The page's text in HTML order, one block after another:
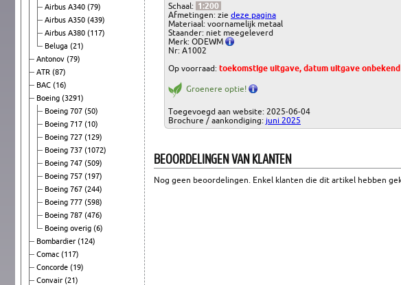
Airbus A340 (79)
Airbus A350 (439)
Airbus A380 (117)
Beluga (21)
Antonov (79)
ATR (87)
BAC (16)
Boeing (3291)
Boeing 707 (50)
Boeing 717 (10)
Boeing 727 (129)
Boeing 737 (1072)
Boeing 747 (509)
Boeing 757 (197)
Boeing 767 (244)
Boeing 777 (598)
Boeing 787 (476)
Boeing overig (6)
Bombardier (124)
Comac (117)
Concorde (19)
Convair (21)
Schaal: 1:200
Afmetingen: zie deze pagina
Materiaal: voornamelijk metaal
Staander: niet meegeleverd
Merk: ODEWM
Nr: A1002
Op voorraad: toekomstige uitgave, datum uitgave onbekend
Groenere optie!
Toegevoegd aan website: 2025-06-04
Brochure / aankondiging: juni 2025
BEOORDELINGEN VAN KLANTEN
Nog geen beoordelingen. Enkel klanten die dit artikel hebben